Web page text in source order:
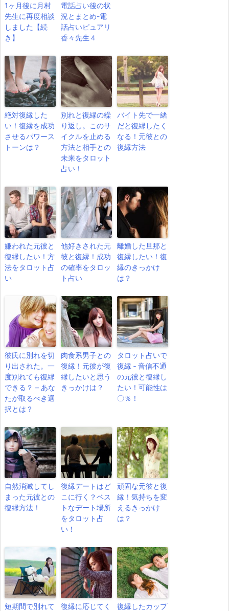
1ヶ月後に月村
先生に再度相談
しました【続
き】
電話占い後の状
況とまとめ-電
話占いピュアリ
香々先生４
絶対復縁した
い！復縁を成功
させるパワース
トーンは？
別れと復縁の繰
り返し。このサ
イクルを止める
方法と相手との
未来をタロット
占い！
バイト先で一緒
だと復縁したく
なる！元彼との
復縁方法
嫌われた元彼と
復縁したい！方
法をタロット占
い
他好きされた元
彼と復縁！成功
の確率をタロッ
ト占い
離婚した旦那と
復縁したい！復
縁のきっかけ
は？
彼氏に別れを切
り出された。一
度別れても復縁
できる？ – あな
たが取るべき選
択とは？
肉食系男子との
復縁！元彼が復
縁したいと思う
きっかけは？
タロット占いで
復縁 ‐ 音信不通
の元彼と復縁し
たい！可能性は
〇％！
自然消滅してし
まった元彼との
復縁方法！
復縁デートはど
こに行く？ベス
トなデート場所
をタロット占
い！
頑固な元彼と復
縁！気持ちを変
えるきっかけ
は？
短期間で別れて
復縁に応じてく
復縁したカップ